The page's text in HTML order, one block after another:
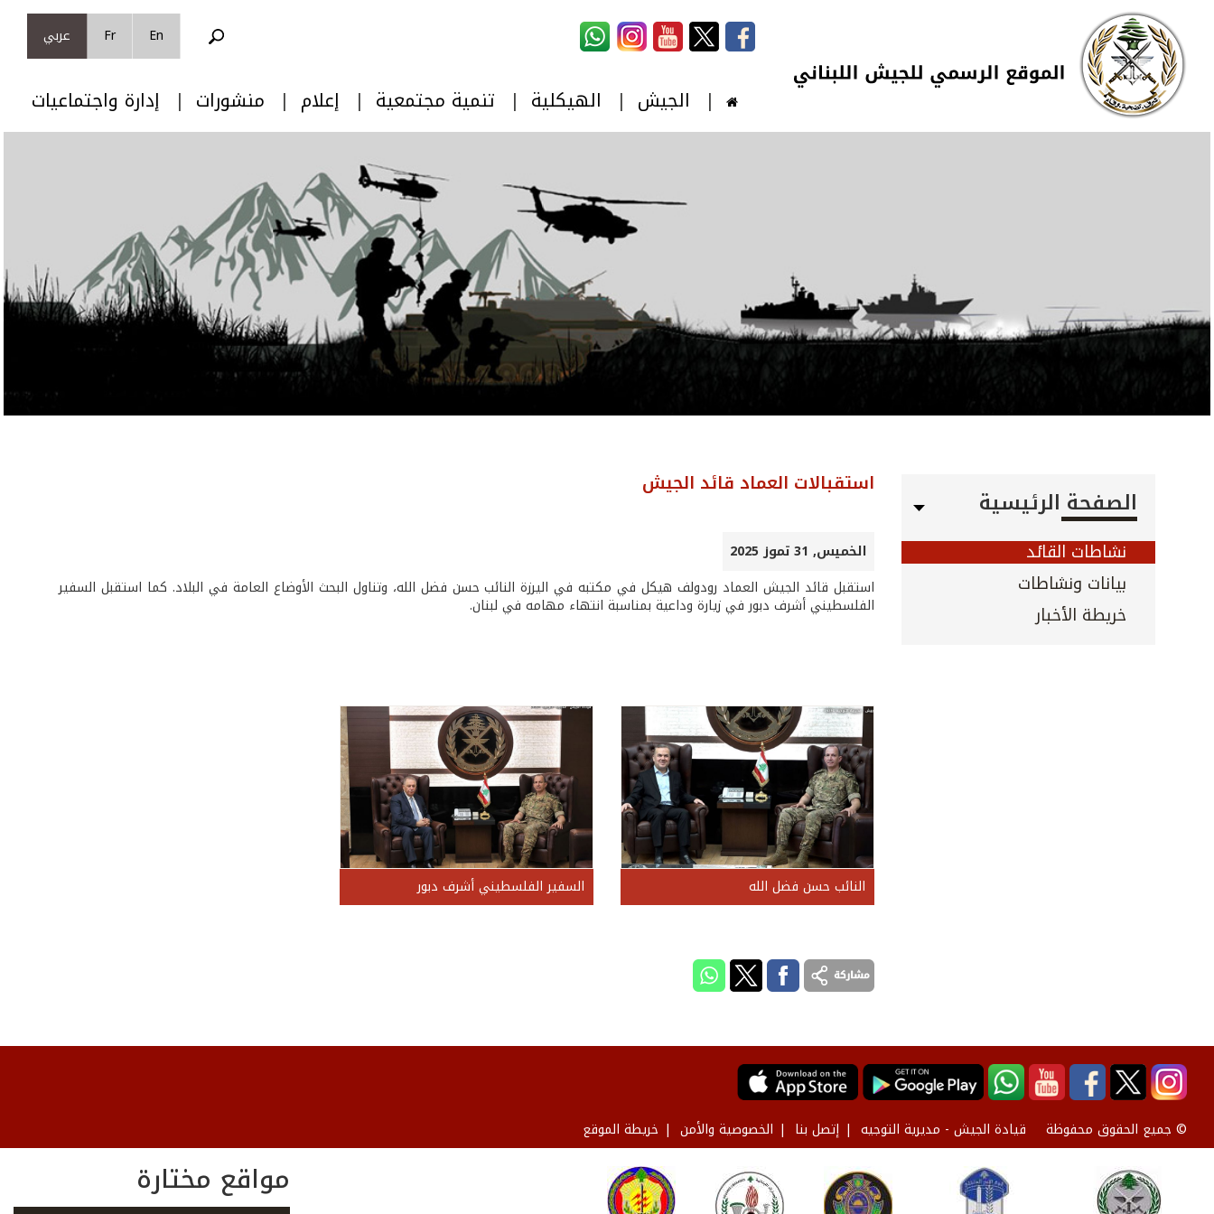
تجاوز إلى المحتوى الرئيسي
Skip to navigation
En
Fr عربي
الجيش الهيكلية تنمية مجتمعية إعلام منشورات إدارة واجتماعيات
الصفحة الرئيسية
نشاطات القائد
بيانات ونشاطات
خريطة الأخبار
استقبالات العماد قائد الجيش
الخميس, 31 تموز 2025
استقبل قائد الجيش العماد رودولف هيكل في مكتبه في اليرزة النائب حسن فضل الله، وتناول البحث الأوضاع العامة في البلاد. كما استقبل السفير
الفلسطيني أشرف دبور في زيارة وداعية بمناسبة انتهاء مهامه في لبنان.
النائب حسن فضل الله السفير الفلسطيني أشرف دبور
© جميع الحقوق محفوظة قيادة الجيش - مديرية التوجيه إتصل بنا الخصوصية والأمن خريطة الموقع
مواقع مختارة